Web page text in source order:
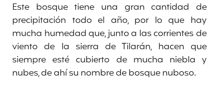
Este bosque tiene una gran cantidad de
precipitación todo el año, por lo que hay
mucha humedad que, junto a las corrientes de
viento de la sierra de Tilarán, hacen que
siempre esté cubierto de mucha niebla y
nubes, de ahí su nombre de bosque nuboso.